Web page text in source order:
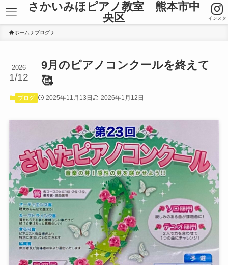
さかいみほピアノ教室 熊本市中
央区
インスタ
ホーム ブログ
9月のピアノコンクールを終えて
🥰
2026
1/12
ブログ 2025年11月13日 2026年1月12日